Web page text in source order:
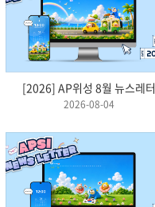
[2026] AP위성 8월 뉴스레터
2026-08-04